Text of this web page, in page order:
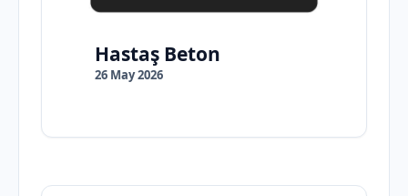
Hastaş Beton
26 May 2026